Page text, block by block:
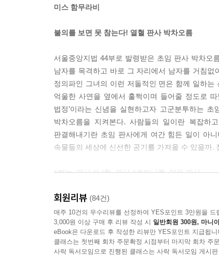
미스 함무라비
불의를 보면 못 참는다! 열혈 판사 박차오름
서울중앙지법 44부로 발령받은 초임 판사 박차
남자를 목격하고 바로 그 자리에서 남자를 거침
정의파인 그녀의 이런 저돌적인 면은 함께 일하
억울한 사연을 옆에서 훌쩍이며 들어줄 정도로
법정’이라는 신념을 실현하고자 고군분투하는
박차오름을 지켜본다. 사람들의 일이란 복잡하
판결해내기란 초임 판사에게 여간 힘든 일이 아
속물들의 세상에 신선한 공기를 가져올 수 있을까
#튀는_판사 #남혐_판사 #초미니를_입은 판사
지하철에서 성추행하는 남자를 현행범으로 붙잡
박차오름. 그녀를 주시하는 눈들은 그녀의 일상을
판사’, ‘#남혐_판사’ 등 각종 ‘여혐’ 언어들. 급기야
“어디 보자. 잊힐 권리의 침해? 재미있는 사건이
회원리뷰 (84건)
매주 10건의 우수리뷰를 선정하여 YES포인트 3만원을 드
3,000원 이상 구매 후 리뷰 작성 시 일반회원 300원, 마니
eBook은 다운로드 후 작성한 리뷰만 YES포인트 지급됩니
클래스는 첫번째 회차 주문확정 시점부터 마지막 회차 주
사락 독서모임으로 진행된 클래스는 사락 독서모임 게시